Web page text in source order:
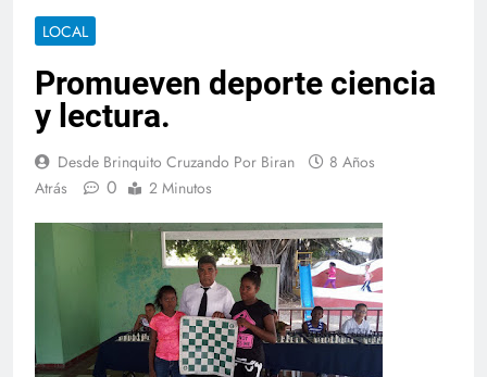
LOCAL
Promueven deporte ciencia
y lectura.
Desde Brinquito Cruzando Por Biran
8 Años
Atrás
0 2 Minutos